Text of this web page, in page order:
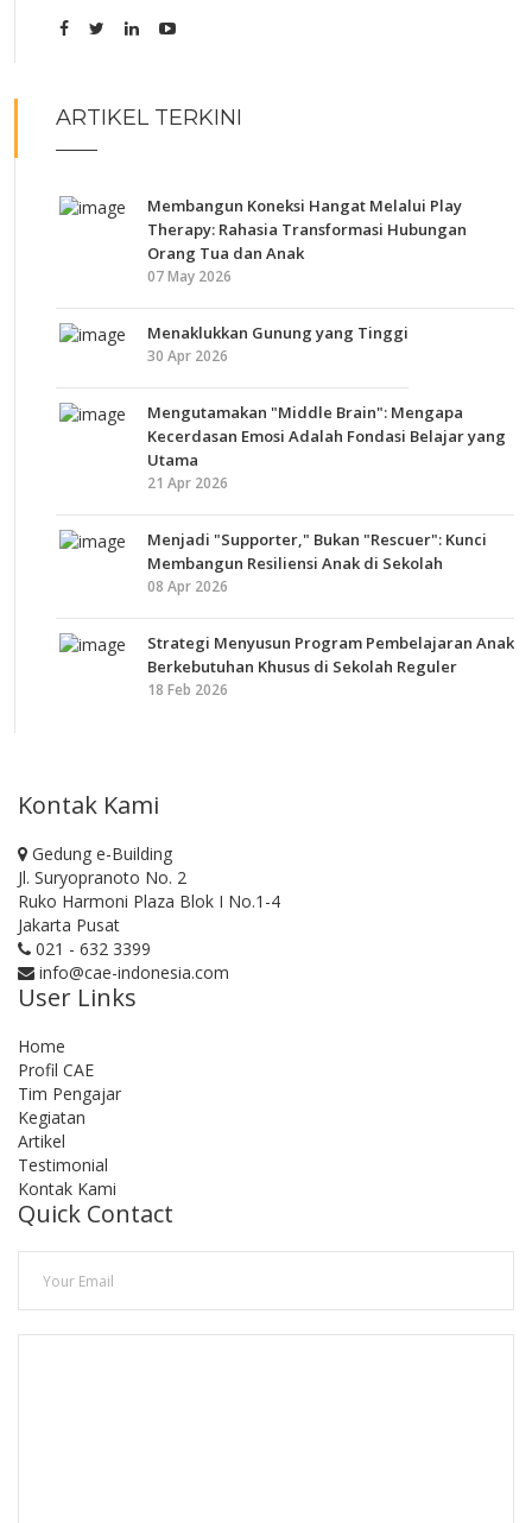
ARTIKEL TERKINI
Membangun Koneksi Hangat Melalui Play
Therapy: Rahasia Transformasi Hubungan
Orang Tua dan Anak
07 May 2026
Menaklukkan Gunung yang Tinggi
30 Apr 2026
Mengutamakan "Middle Brain": Mengapa
Kecerdasan Emosi Adalah Fondasi Belajar yang
Utama
21 Apr 2026
Menjadi "Supporter," Bukan "Rescuer": Kunci
Membangun Resiliensi Anak di Sekolah
08 Apr 2026
Strategi Menyusun Program Pembelajaran Anak
Berkebutuhan Khusus di Sekolah Reguler
18 Feb 2026
Kontak Kami
Gedung e-Building
Jl. Suryopranoto No. 2
Ruko Harmoni Plaza Blok I No.1-4
Jakarta Pusat
021 - 632 3399
info@cae-indonesia.com
User Links
Home
Profil CAE
Tim Pengajar
Kegiatan
Artikel
Testimonial
Kontak Kami
Quick Contact